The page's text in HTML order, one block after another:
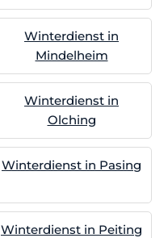
Winterdienst in
Mindelheim
Winterdienst in
Olching
Winterdienst in Pasing
Winterdienst in Peiting